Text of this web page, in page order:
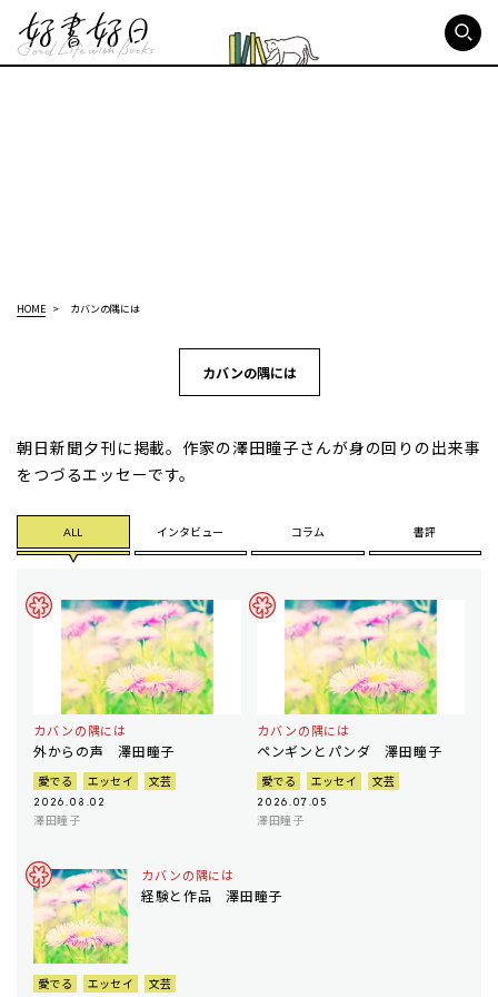
HOME カバンの隅には
カバンの隅には
朝日新聞夕刊に掲載。作家の澤田瞳子さんが身の回りの出来事
をつづるエッセーです。
ALL インタビュー コラム 書評
カバンの隅には
外からの声 澤田瞳子
愛でる エッセイ 文芸
2026.08.02
澤田瞳子
カバンの隅には
ペンギンとパンダ 澤田瞳子
愛でる エッセイ 文芸
2026.07.05
澤田瞳子
カバンの隅には
経験と作品 澤田瞳子
愛でる エッセイ 文芸